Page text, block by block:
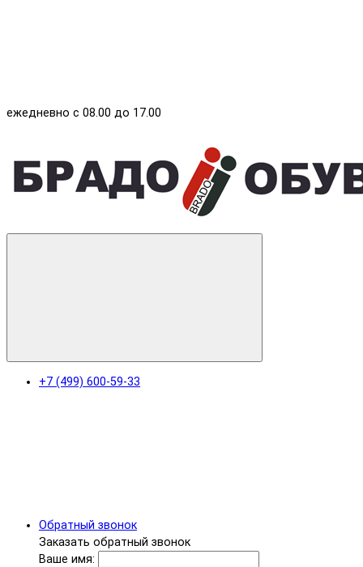
ежедневно с 08.00 до 17.00
+7 (499) 600-59-33
Обратный звонок
Заказать обратный звонок
Ваше имя: